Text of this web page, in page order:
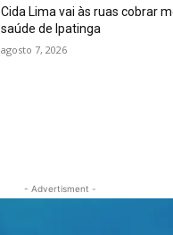
Cida Lima vai às ruas cobrar
saúde de Ipatinga
agosto 7, 2026
- Advertisment -